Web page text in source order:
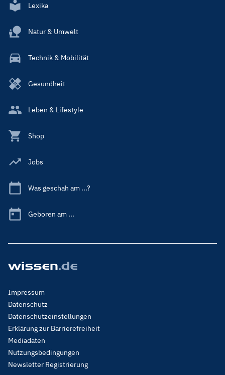
Lexika
Natur & Umwelt
Technik & Mobilität
Gesundheit
Leben & Lifestyle
Shop
Jobs
Was geschah am ...?
Geboren am ...
Footer
Menu
Legal
Impressum
Datenschutz
Datenschutzeinstellungen
Erklärung zur Barrierefreiheit
Mediadaten
Nutzungsbedingungen
Newsletter Registrierung